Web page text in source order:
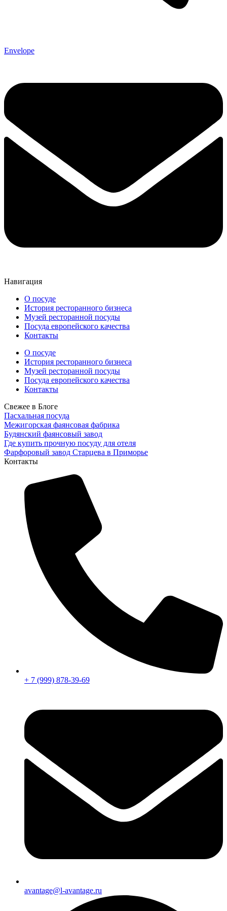
Envelope
Навигация
О посуде
История ресторанного бизнеса
Музей ресторанной посуды
Посуда европейского качества
Контакты
О посуде
История ресторанного бизнеса
Музей ресторанной посуды
Посуда европейского качества
Контакты
Свежее в Блоге
Пасхальная посуда
Межигорская фаянсовая фабрика
Будянский фаянсовый завод
Где купить прочную посуду для отеля
Фарфоровый завод Старцева в Приморье
Контакты
+ 7 (999) 878-39-69
avantage@l-avantage.ru